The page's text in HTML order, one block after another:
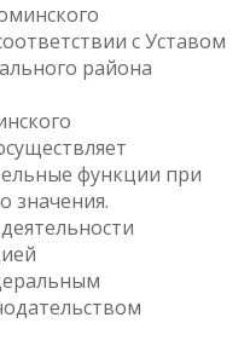
с Уставом
района
функции при
значения.